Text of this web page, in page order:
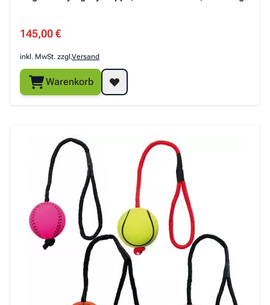
Special Price
145,00 €
inkl. MwSt. zzgl.Versand
Warenkorb